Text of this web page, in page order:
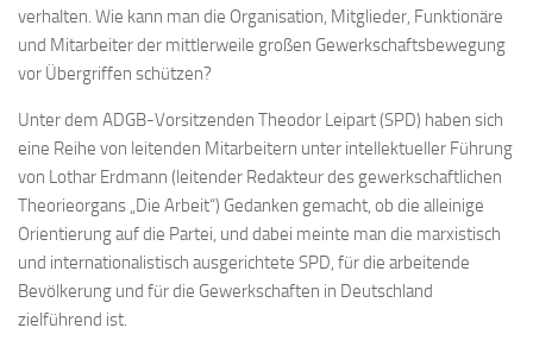
verhalten. Wie kann man die Organisation, Mitglieder, Funktionäre
und Mitarbeiter der mittlerweile großen Gewerkschaftsbewegung
vor Übergriffen schützen?
Unter dem ADGB-Vorsitzenden Theodor Leipart (SPD) haben sich
eine Reihe von leitenden Mitarbeitern unter intellektueller Führung
von Lothar Erdmann (leitender Redakteur des gewerkschaftlichen
Theorieorgans „Die Arbeit“) Gedanken gemacht, ob die alleinige
Orientierung auf die Partei, und dabei meinte man die marxistisch
und internationalistisch ausgerichtete SPD, für die arbeitende
Bevölkerung und für die Gewerkschaften in Deutschland
zielführend ist.